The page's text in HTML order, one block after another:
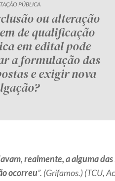
PÚBLICA
ou alteração
de qualificação
em edital pode
a formulação das
e exigir nova
realmente, a alguma
ocorreu”. (Grifamos.) (TCU,